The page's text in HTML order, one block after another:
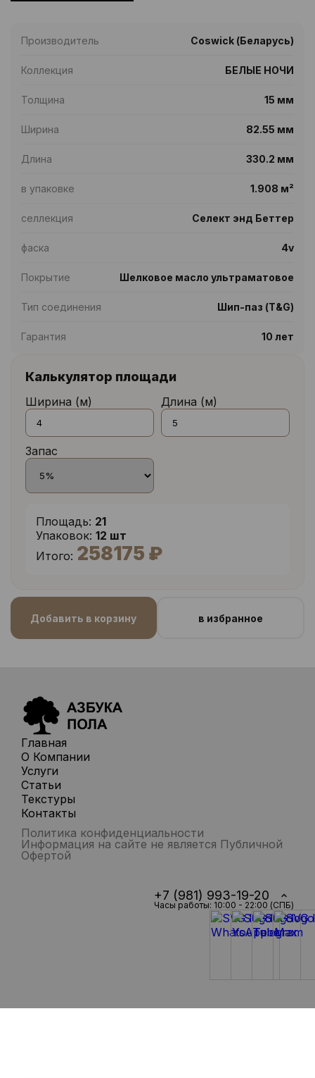
Производитель Coswick (Беларусь)
Коллекция БЕЛЫЕ НОЧИ
Толщина 15 мм
Ширина 82.55 мм
Длина 330.2 мм
в упаковке 1.908 м²
селлекция Селект энд Беттер
фаска 4v
Покрытие Шелковое масло ультраматовое
Тип соединения Шип-паз (T&G)
Гарантия 10 лет
Калькулятор площади
Ширина (м) Длина (м)
Запас
Площадь: 21
Упаковок: 12 шт
Итого: 258175 ₽
Добавить в корзину в избранное
Главная
О Компании
Услуги
Статьи
Текстуры
Контакты
Политика конфиденциальности
Информация на сайте не является Публичной
Офертой
+7 (981) 993-19-20
Часы работы: 10:00 - 22:00 (СПБ)